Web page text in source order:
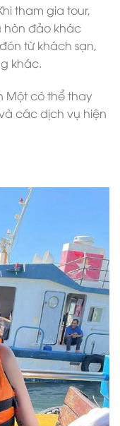
tham gia tour,
hòn đảo khác
từ khách sạn,
khác.
Một có thể thay
các dịch vụ hiện